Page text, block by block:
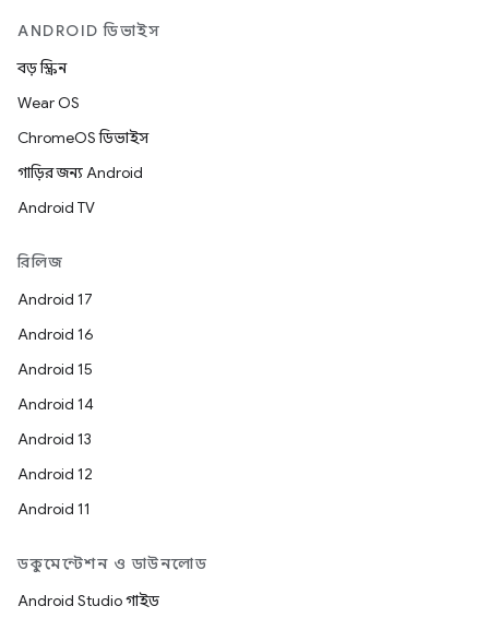
ANDROID ডিভাইস
বড় স্ক্রিন
Wear OS
ChromeOS ডিভাইস
গাড়ির জন্য Android
Android TV
রিলিজ
Android 17
Android 16
Android 15
Android 14
Android 13
Android 12
Android 11
ডকুমেন্টেশন ও ডাউনলোড
Android Studio গাইড